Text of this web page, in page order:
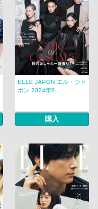
ELLE JAPON エル・ジャ
ポン 2024年9...
購入